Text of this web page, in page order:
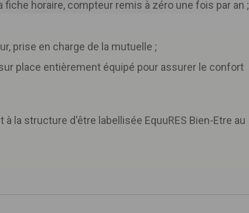
horaire, compteur remis à zéro une fois par an ;
prise en charge de la mutuelle ;
place entièrement équipé pour assurer le confort
la structure d'être labellisée EquuRES Bien-Etre au